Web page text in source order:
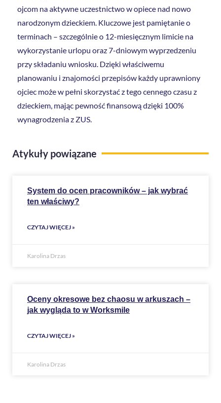
ojcom na aktywne uczestnictwo w opiece nad nowo
narodzonym dzieckiem. Kluczowe jest pamiętanie o
terminach – szczególnie o 12-miesięcznym limicie na
wykorzystanie urlopu oraz 7-dniowym wyprzedzeniu
przy składaniu wniosku. Dzięki właściwemu
planowaniu i znajomości przepisów każdy uprawniony
ojciec może w pełni skorzystać z tego cennego czasu z
dzieckiem, mając pewność finansową dzięki 100%
wynagrodzenia z ZUS.
Atykuły powiązane
System do ocen pracowników – jak wybrać
ten właściwy?
CZYTAJ WIĘCEJ »
Karolina Drzas
Oceny okresowe bez chaosu w arkuszach –
jak wygląda to w Worksmile
CZYTAJ WIĘCEJ »
Karolina Drzas